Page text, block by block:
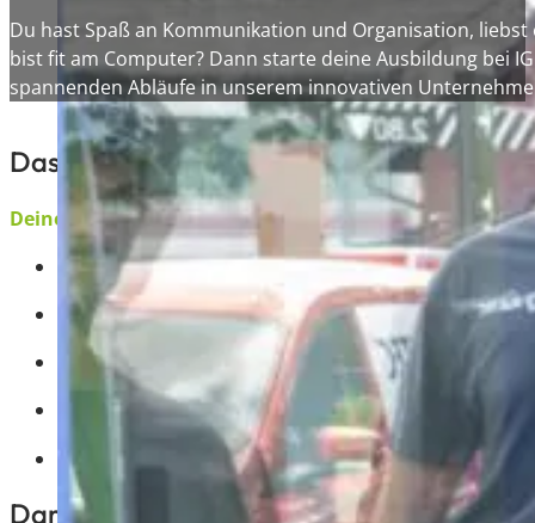
Du hast Spaß an Kommunikation und Organisation,
bist fit am Computer? Dann starte deine Ausbildung bei
spannenden Abläufe in unserem innovativen
Das erwartet dich
Deine Ausbildung
Kommunikation mit Kunden und Lieferanten
Abwicklung von organisatorischen und
Unterstützung bei Projekten und im Austausch mit
Einblick in verschiedene Bereiche wie Verwaltung,
Arbeiten mit modernen IT-Systemen und digitalen
Darauf kannst du dich freuen: